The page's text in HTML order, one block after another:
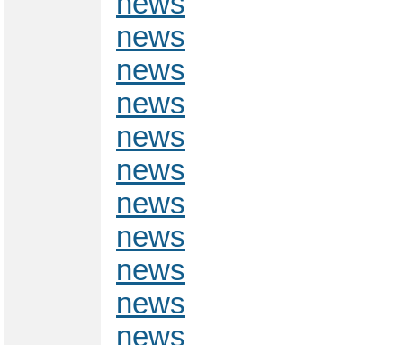
news
news
news
news
news
news
news
news
news
news